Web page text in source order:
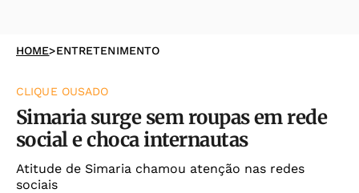
HOME>ENTRETENIMENTO
CLIQUE OUSADO
Simaria surge sem roupas em rede
social e choca internautas
Atitude de Simaria chamou atenção nas redes
sociais